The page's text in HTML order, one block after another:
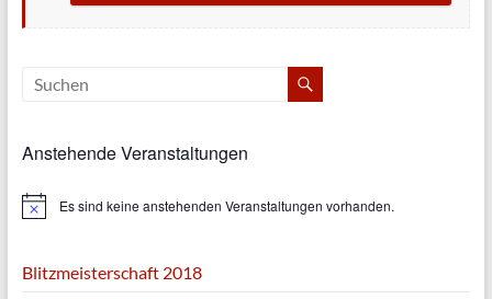
Anstehende Veranstaltungen
H
w
e
Es sind keine anstehenden Veranstaltungen vorhanden.
Blitzmeisterschaft 2018